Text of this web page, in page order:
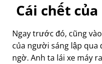
Cái chết
Ngay trước đó, cũng
của người sáng lập
ngờ. Anh ta lái xe máy